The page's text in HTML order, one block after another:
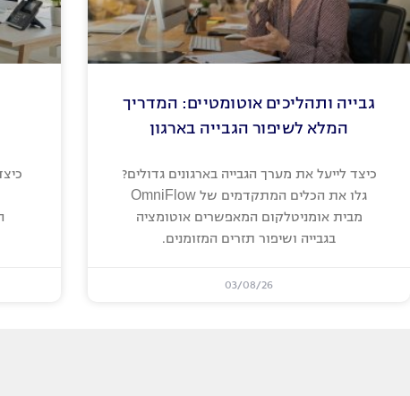
גבייה ותהליכים אוטומטיים: המדריך
המלא לשיפור הגבייה בארגון
כיצד לייעל את מערך הגבייה בארגונים גדולים?
גלו את הכלים המתקדמים של OmniFlow
מבית אומניטלקום המאפשרים אוטומציה
בגבייה ושיפור תזרים המזומנים.
03/08/26